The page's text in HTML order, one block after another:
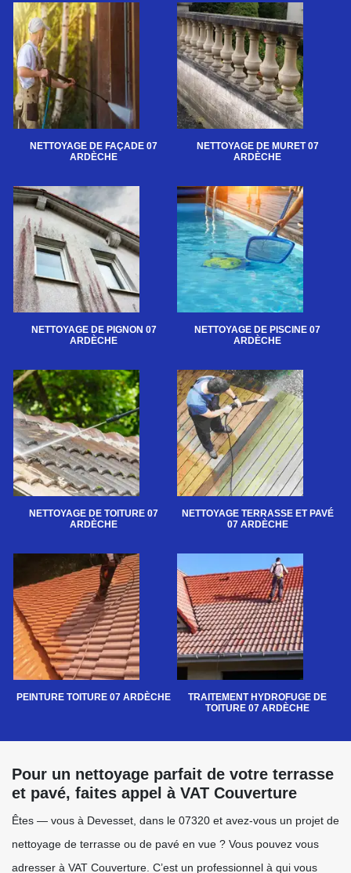
NETTOYAGE DE FAÇADE 07
ARDÈCHE
NETTOYAGE DE MURET 07
ARDÈCHE
NETTOYAGE DE PIGNON 07
ARDÈCHE
NETTOYAGE DE PISCINE 07
ARDÈCHE
NETTOYAGE DE TOITURE 07
ARDÈCHE
NETTOYAGE TERRASSE ET PAVÉ
07 ARDÈCHE
PEINTURE TOITURE 07 ARDÈCHE
TRAITEMENT HYDROFUGE DE
TOITURE 07 ARDÈCHE
Pour un nettoyage parfait de votre terrasse
et pavé, faites appel à VAT Couverture
Êtes — vous à Devesset, dans le 07320 et avez-vous un projet de
nettoyage de terrasse ou de pavé en vue ? Vous pouvez vous
adresser à VAT Couverture. C’est un professionnel à qui vous